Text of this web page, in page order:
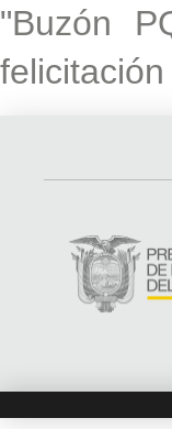
"Buzón